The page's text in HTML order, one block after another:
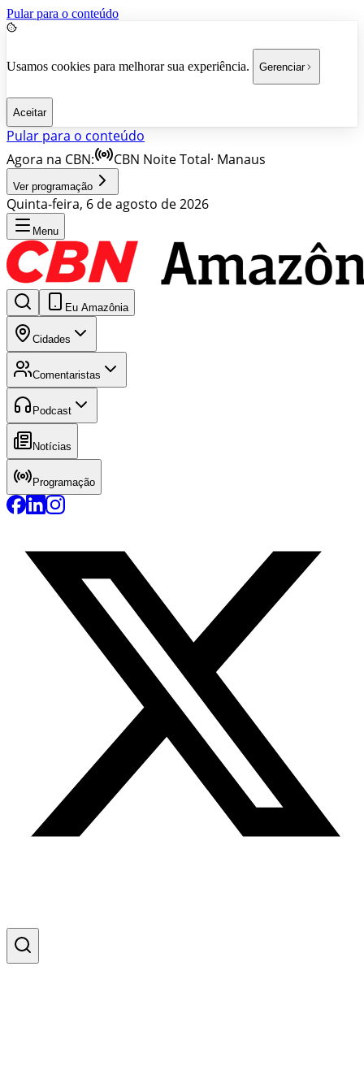
Pular para o conteúdo
Usamos cookies para melhorar sua experiência. Gerenciar
Aceitar
Pular para o conteúdo
Agora na CBN:
CBN Noite Total· Manaus
Ver programação
Quinta-feira, 6 de agosto de 2026
Menu
Eu Amazônia
Cidades
Comentaristas
Podcast
Notícias
Programação